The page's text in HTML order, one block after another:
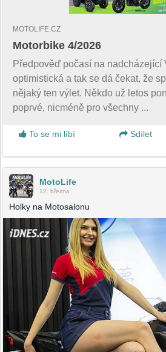
MOTOLIFE.CZ
Motorbike 4/2026
Předpověď počasí na nadcházející
optimistická a tak se dá čekat, že
nějaký ten výlet. Někdo už letos
poprvé, nicméně pro všechny ...
To se mi líbí
Sdílet
MotoLife
12. března
Holky na Motosalonu